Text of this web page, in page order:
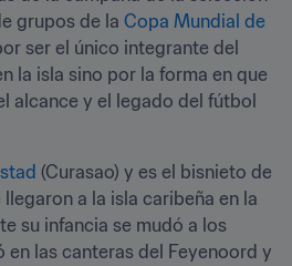
grupos de la Copa Mundial de
ser el único integrante del
la isla sino por la forma en que
alcance y el legado del fútbol
(Curasao) y es el bisnieto de
a la isla caribeña en la
su infancia se mudó a los
en las canteras del Feyenoord y